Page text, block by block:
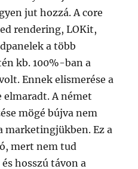
jut hozzá. A core
rendering, LOKit,
a több
kb. 100%-ban a
Ennek elismerése a
elmaradt. A német
mögé bújva nem
marketingjükben. Ez a
mert nem tud
hosszú távon a